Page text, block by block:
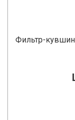
Фильтр-кувшин